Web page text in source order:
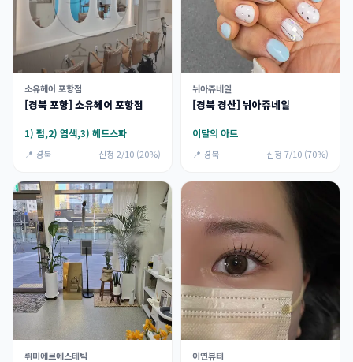
소유헤어 포항점
[경북 포항] 소유헤어 포항점
1) 펌,2) 염색,3) 헤드스파
📍 경북 신청 2/10 (20%)
뉘아쥬네일
[경북 경산] 뉘아쥬네일
이달의 아트
📍 경북 신청 7/10 (70%)
뤼미에르에스테틱 이연뷰티